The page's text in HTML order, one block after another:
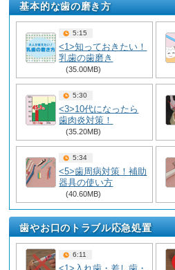
基本的な歯の磨き方
5:15
<1>知っておきたい！
乳歯の歯磨き
(35.00MB)
5:30
<3>10代になったら
歯肉炎対策！
(35.20MB)
5:34
<5>歯周病対策！補助
器具の使い方
(40.60MB)
歯やお口のトラブル応急処置
6:11